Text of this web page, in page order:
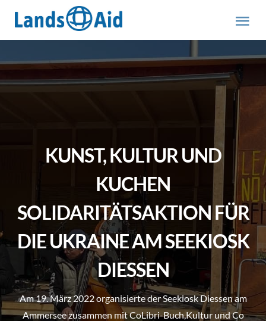
Inhalt
springen
HOME
AKTUELLES
MITMACHEN
SPENDEN
KUNST, KULTUR UND
KUCHEN
SOLIDARITÄTSAKTION FÜR
DIE UKRAINE AM SEEKIOSK
DIESSEN
Am 19. März 2022 organisierte der Seekiosk Diessen am
Ammersee zusammen mit CoLibri-Buch,Kultur und Co